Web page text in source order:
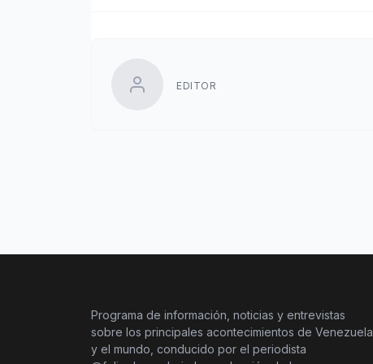
EDITOR
Programa de información, noticias y entrevistas
sobre los principales acontecimientos de Venezuela
y el mundo, conducido por el periodista